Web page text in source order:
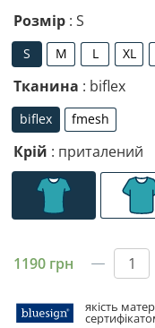
Розмір : S
S
S
M
M
L
L
XL
XL
Тканина : biflex
biflex
biflex
fmesh
fmesh
Крій : приталений
1190 грн
якість